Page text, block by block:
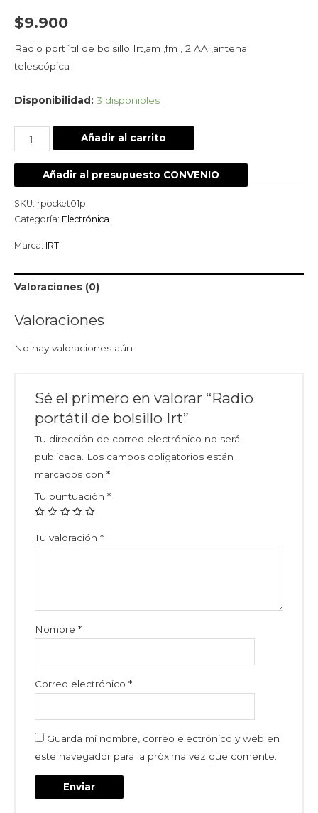
$9.900
Radio port´til de bolsillo Irt,am ,fm , 2 AA ,antena
telescópica
Disponibilidad: 3 disponibles
Añadir al carrito
Añadir al presupuesto CONVENIO
SKU: rpocket01p
Categoría: Electrónica
Marca: IRT
Valoraciones (0)
Valoraciones
No hay valoraciones aún.
Sé el primero en valorar “Radio
portátil de bolsillo Irt”
Tu dirección de correo electrónico no será
publicada.
Los campos obligatorios están
marcados con*
Tu puntuación*
Tu valoración*
Nombre*
Correo electrónico*
Guarda mi nombre, correo electrónico y web en
este navegador para la próxima vez que comente.